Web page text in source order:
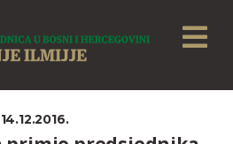
14.12.2016.